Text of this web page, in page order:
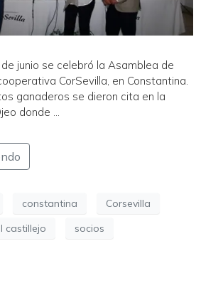
junio se celebró la Asamblea de
CorSevilla, en Constantina.
ganaderos se dieron cita en la
donde …
constantina
Corsevilla
castillejo
socios